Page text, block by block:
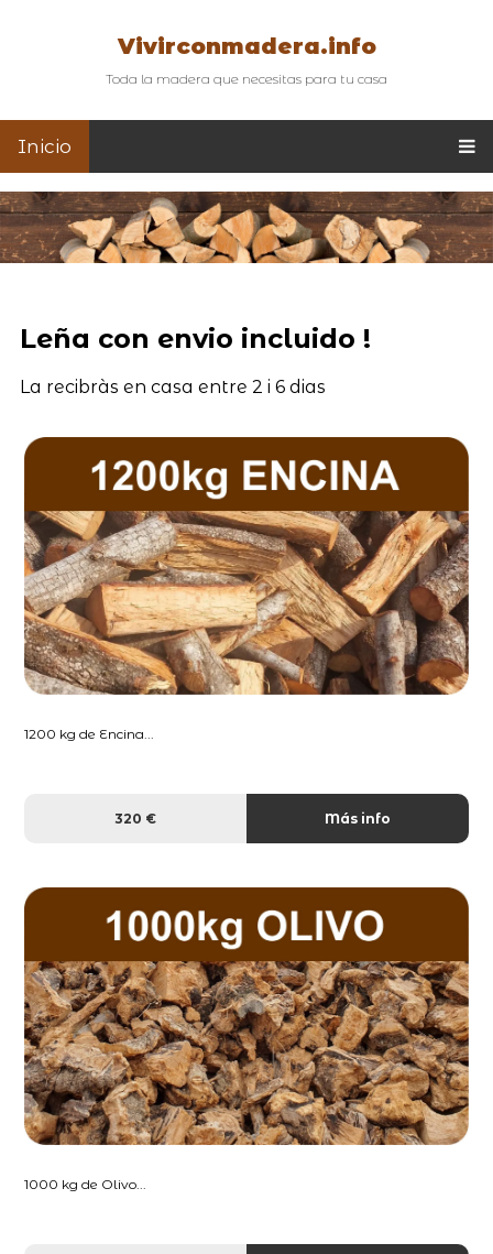
Vivirconmadera.info
Toda la madera que necesitas para tu casa
Inicio
Leña con envio incluido !
La recibràs en casa entre 2 i 6 dias
1200 kg de Encina...
320 € Más info
1000 kg de Olivo...